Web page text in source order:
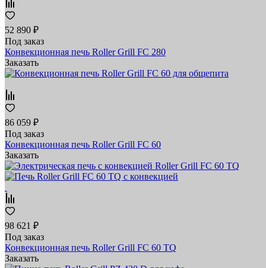
52 890 ₽
Под заказ
Конвекционная печь Roller Grill FC 280
Заказать
86 059 ₽
Под заказ
Конвекционная печь Roller Grill FC 60
Заказать
98 621 ₽
Под заказ
Конвекционная печь Roller Grill FC 60 TQ
Заказать